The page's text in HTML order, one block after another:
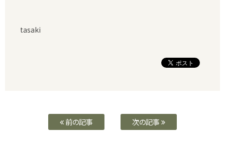
tasaki
前の記事 次の記事